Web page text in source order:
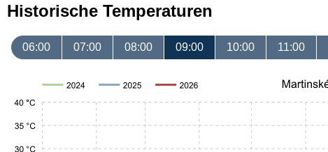
Historische Temperaturen
06:00 07:00 08:00 09:00 10:00 11:00